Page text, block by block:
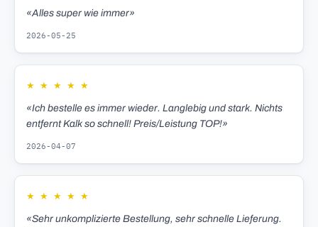
«Alles super wie immer»
2026-05-25
★ ★ ★ ★ ★
«Ich bestelle es immer wieder. Langlebig und stark. Nichts
entfernt Kalk so schnell! Preis/Leistung TOP!»
2026-04-07
★ ★ ★ ★ ★
«Sehr unkomplizierte Bestellung, sehr schnelle Lieferung.